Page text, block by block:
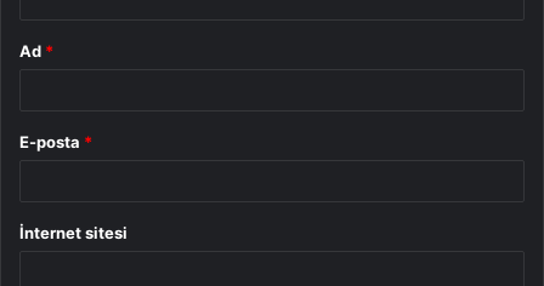
Ad *
E-posta *
İnternet sitesi